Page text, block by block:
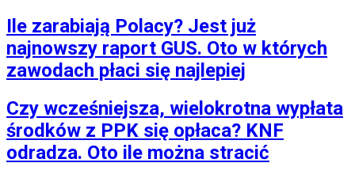
Ile zarabiają Polacy? Jest już
najnowszy raport GUS. Oto w których
zawodach płaci się najlepiej
Czy wcześniejsza, wielokrotna wypłata
środków z PPK się opłaca? KNF
odradza. Oto ile można stracić